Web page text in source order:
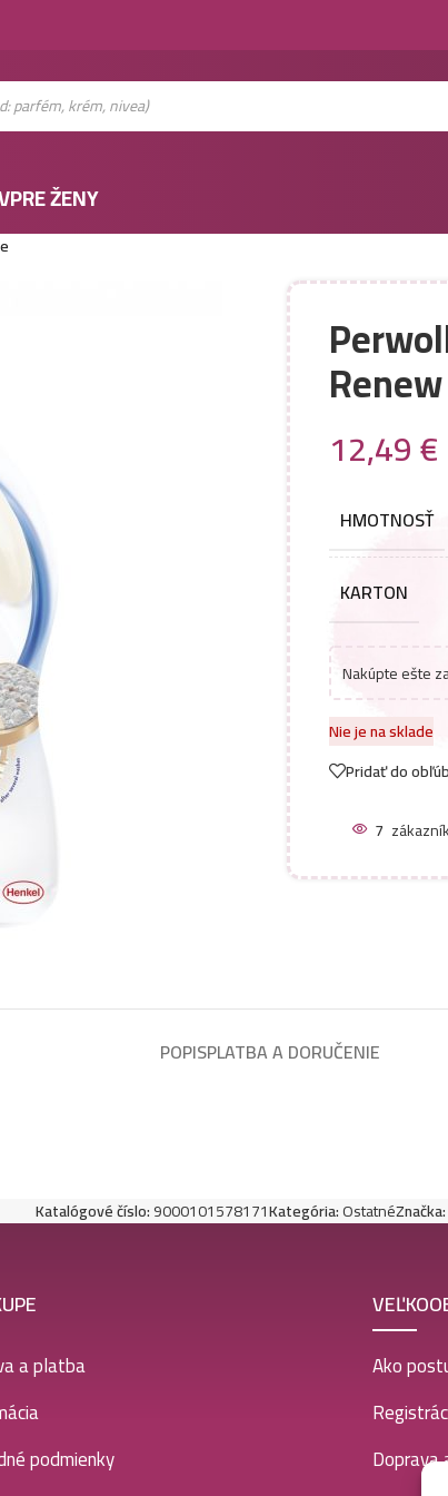
PRE ŽENY
12,49€
HMOTNOSŤ
KARTON
Nakúpte ešte
Nie je na sklade
Pridať do
7
POPISPLATBA A DORUČENIE
Katalógové číslo:9000101578171Kategória:OstatnéZnačka:
a platba
podmienky
Ako